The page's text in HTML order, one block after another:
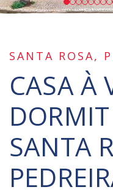
SANTA ROSA,
CASA À
SANTA